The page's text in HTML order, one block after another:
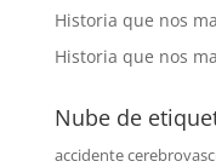
Historia que nos
Historia que nos
Nube de
accidente